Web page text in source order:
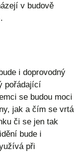
v budově
i doprovodný
pořádající
se budou moci
jak a čím se vrtá
či se jen tak
bude i
při